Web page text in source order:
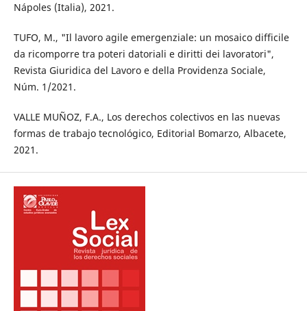
Nápoles (Italia), 2021.
TUFO, M., "Il lavoro agile emergenziale: un mosaico difficile
da ricomporre tra poteri datoriali e diritti dei lavoratori",
Revista Giuridica del Lavoro e della Providenza Sociale,
Núm. 1/2021.
VALLE MUÑOZ, F.A., Los derechos colectivos en las nuevas
formas de trabajo tecnológico, Editorial Bomarzo, Albacete,
2021.